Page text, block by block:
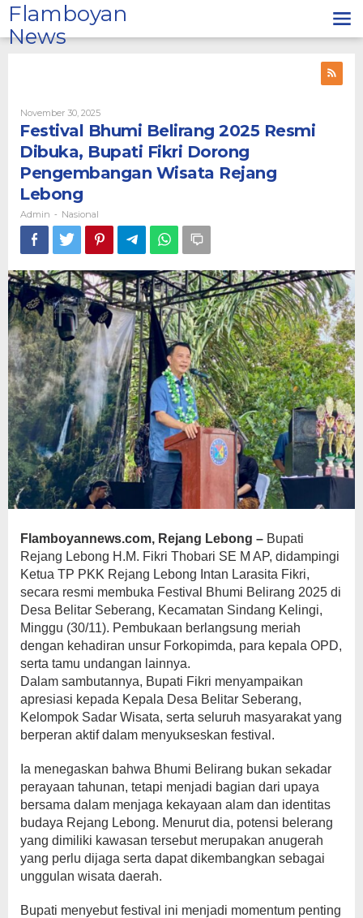
Lewati
ke
konten
Flamboyan
News
November 30, 2025Oleh
Admin
Festival Bhumi Belirang 2025 Resmi
Dibuka, Bupati Fikri Dorong
Pengembangan Wisata Rejang
Lebong
Admin - Nasional
Flamboyannews.com, Rejang Lebong – Bupati
Rejang Lebong H.M. Fikri Thobari SE M AP, didampingi
Ketua TP PKK Rejang Lebong Intan Larasita Fikri,
secara resmi membuka Festival Bhumi Belirang 2025 di
Desa Belitar Seberang, Kecamatan Sindang Kelingi,
Minggu (30/11). Pembukaan berlangsung meriah
dengan kehadiran unsur Forkopimda, para kepala OPD,
serta tamu undangan lainnya.
Dalam sambutannya, Bupati Fikri menyampaikan
apresiasi kepada Kepala Desa Belitar Seberang,
Kelompok Sadar Wisata, serta seluruh masyarakat yang
berperan aktif dalam menyukseskan festival.
Ia menegaskan bahwa Bhumi Belirang bukan sekadar
perayaan tahunan, tetapi menjadi bagian dari upaya
bersama dalam menjaga kekayaan alam dan identitas
budaya Rejang Lebong. Menurut dia, potensi belerang
yang dimiliki kawasan tersebut merupakan anugerah
yang perlu dijaga serta dapat dikembangkan sebagai
unggulan wisata daerah.
Bupati menyebut festival ini menjadi momentum penting